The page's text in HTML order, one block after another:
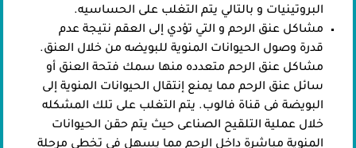
البروتينيات و بالتالي يتم التغلب على الحساسيه.
مشاكل عنق الرحم و التي تؤدي إلى العقم نتيجة عدم
قدرة وصول الحيوانات المنوية للبويضه من خلال العنق.
مشاكل عنق الرحم متعدده منها سمك فتحة العنق أو
سائل عنق الرحم مما يمنع إنتقال الحيوانات المنوية إلى
البويضة فى قناة فالوب. يتم التغلب على تلك المشكله
خلال عملية التلقيح الصناعى حيث يتم حقن الحيوانات
المنوية مباشرة داخل الرحم مما يسهل في تخطي مرحلة